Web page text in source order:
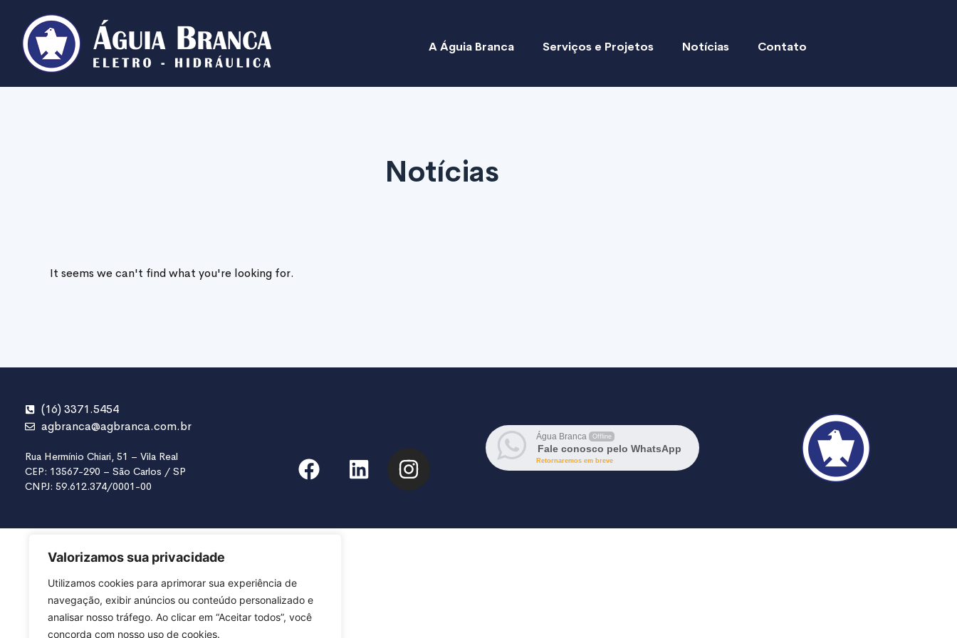
Valorizamos sua privacidade
Utilizamos cookies para aprimorar sua experiência de
navegação, exibir anúncios ou conteúdo personalizado e
analisar nosso tráfego. Ao clicar em “Aceitar todos”, você
concorda com nosso uso de cookies.
A Águia Branca Serviços e Projetos Notícias Contato
Notícias
It seems we can't find what you're looking for.
(16) 3371.5454
agbranca@agbranca.com.br
Rua Hermínio Chiari, 51 – Vila Real
CEP: 13567-290 – São Carlos / SP
CNPJ: 59.612.374/0001-00
Água Branca Offline
Fale conosco pelo WhatsApp
Retornaremos em breve